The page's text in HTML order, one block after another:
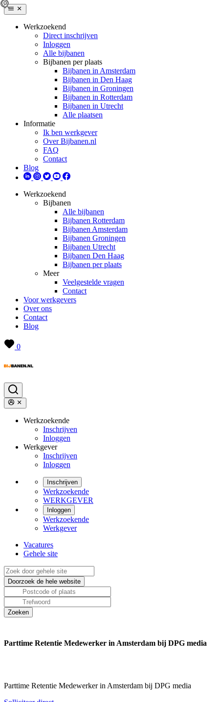
Werkzoekend
Direct inschrijven
Inloggen
Alle bijbanen
Bijbanen per plaats
Bijbanen in Amsterdam
Bijbanen in Den Haag
Bijbanen in Groningen
Bijbanen in Rotterdam
Bijbanen in Utrecht
Alle plaatsen
Informatie
Ik ben werkgever
Over Bijbanen.nl
FAQ
Contact
Blog
Werkzoekend
Bijbanen
Alle bijbanen
Bijbanen Rotterdam
Bijbanen Amsterdam
Bijbanen Groningen
Bijbanen Utrecht
Bijbanen Den Haag
Bijbanen per plaats
Meer
Veelgestelde vragen
Contact
Voor werkgevers
Over ons
Contact
Blog
0
Werkzoekende
Inschrijven
Inloggen
Werkgever
Inschrijven
Inloggen
Inschrijven
Werkzoekende
WERKGEVER
Inloggen
Werkzoekende
Werkgever
Vacatures
Gehele site
Parttime Retentie Medewerker in Amsterdam bij DPG media
Parttime Retentie Medewerker in Amsterdam bij DPG media